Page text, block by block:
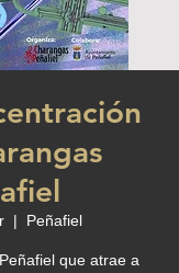
  |
Peñafiel
que atrae a